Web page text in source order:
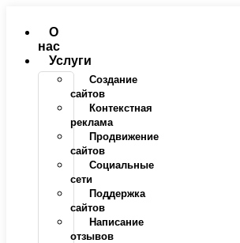
содержимому
О
нас
Услуги
Создание
сайтов
Контекстная
реклама
Продвижение
сайтов
Социальные
сети
Поддержка
сайтов
Написание
отзывов